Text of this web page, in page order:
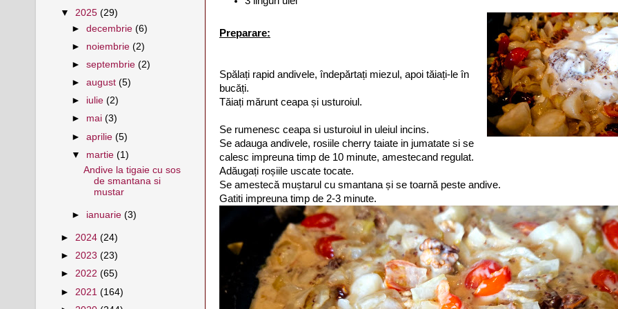
Preparare:
Spălați rapid andivele, îndepărtați miezul, apoi tăiați-le în
bucăți.
Tăiați mărunt ceapa și usturoiul.
Se rumenesc ceapa si usturoiul in uleiul incins.
Se adauga andivele, rosiile cherry taiate in jumatate si se
calesc impreuna timp de 10 minute, amestecand regulat.
Adăugați roșiile uscate tocate.
Se amestecă muștarul cu smantana și se toarnă peste andive.
Gatiti impreuna timp de 2-3 minute.
▼ 2025 (29)
►decembrie(6)
► noiembrie(2)
►septembrie(2)
►august(5)
► iulie(2)
► mai(3)
►aprilie(5)
▼ martie(1)
Andive la tigaie cu sos
de smantana si
mustar
► ianuarie(3)
► 2024 (24)
► 2023 (23)
► 2022 (65)
► 2021 (164)